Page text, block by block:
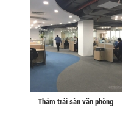
Thảm trải sàn văn phòng